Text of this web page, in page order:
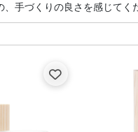
手づくりの良さを感じてく